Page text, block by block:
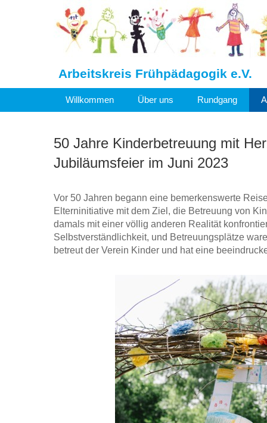
Arbeitskreis Frühpädagogik e.V.
Willkommen Über uns Rundgang
50 Jahre Kinderbetreuung mit
Jubiläumsfeier im Juni 2023
Vor 50 Jahren begann eine bemerkenswerte
Elterninitiative mit dem Ziel, die Betreuung von
damals mit einer völlig anderen Realität
Selbstverständlichkeit, und Betreuungsplätze
betreut der Verein Kinder und hat eine